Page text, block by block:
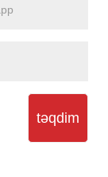
təqdim